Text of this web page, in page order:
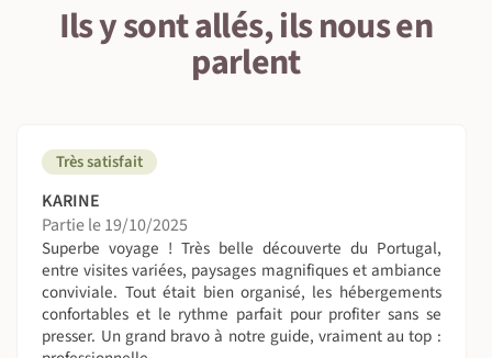
On dort où ?
Nuit en hôtel 2* ou 3* en chambre double
- Déjeuner : pique-nique tiré du sac le midi
- Dîner : repas du soir dans des restaurants locaux à
proximité de l'hôtel.
Suivez le guide !
Guide francophone.
On se déplace comment sur place ?
Ils y sont allés, ils nous en
parlent
Très satisfait
KARINE
Partie le 19/10/2025
Superbe voyage ! Très belle découverte du Portugal,
entre visites variées, paysages magnifiques et ambiance
conviviale. Tout était bien organisé, les hébergements
confortables et le rythme parfait pour profiter sans se
presser. Un grand bravo à notre guide, vraiment au top :